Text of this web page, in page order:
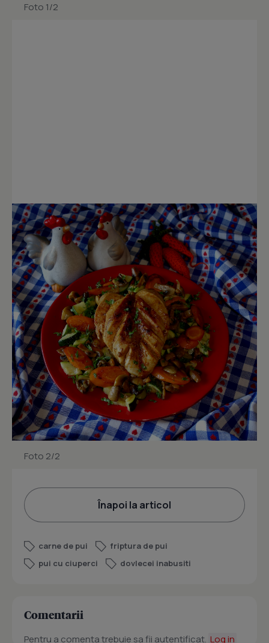
Foto 1/2
Foto 2/2
Înapoi la articol
carne de pui
friptura de pui
pui cu ciuperci
dovlecei inabusiti
Comentarii
Pentru a comenta trebuie sa fii autentificat. Log in